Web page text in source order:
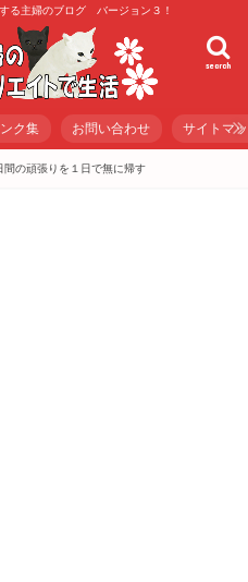
る主婦のブログ バージョン３！
search
ンク集 お問い合わせ サイトマ
間の頑張りを１日で無に帰す